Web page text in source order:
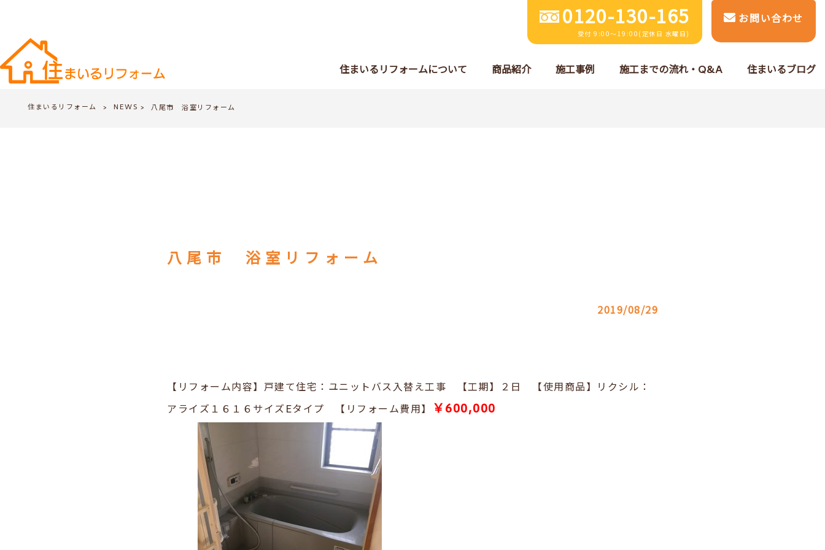
0120-130-165
受付 9:00～19:00(定休日 水曜日)
お問い合わせ
住まいるリフォームについて 商品紹介 施工事例 施工までの流れ・Q&A 住まいるブログ
住まいるリフォーム > NEWS > 八尾市 浴室リフォーム
八尾市 浴室リフォーム
2019/08/29
【リフォーム内容】戸建て住宅：ユニットバス入替え工事 【工期】２日 【使用商品】リクシル：
アライズ１６１６サイズEタイプ 【リフォーム費用】 ￥600,000